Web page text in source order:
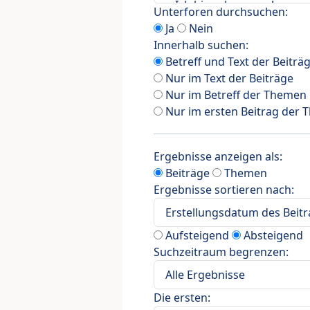
Unterforen durchsuchen:
Ja
Nein
Innerhalb suchen:
Betreff und Text der
Nur im Text der Beiträge
Nur im Betreff der Themen
Nur im ersten Beitrag der
Ergebnisse anzeigen als:
Beiträge
Themen
Ergebnisse sortieren nach:
Aufsteigend
Absteigend
Suchzeitraum begrenzen:
Die ersten: